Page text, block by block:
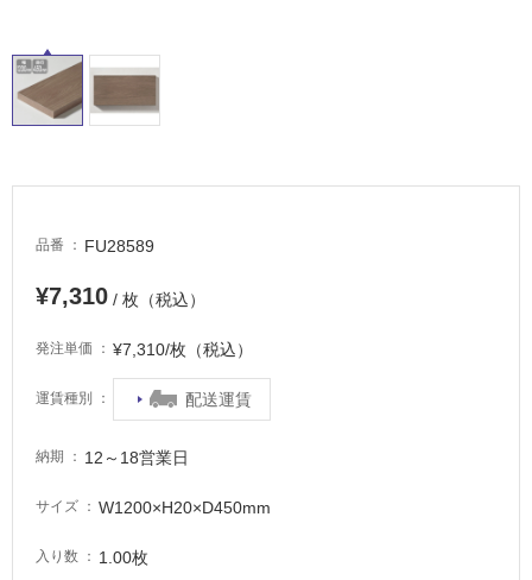
品番 FU28589
¥7,310 / 枚（税込）
発注単価 ¥7,310/枚（税込）
運賃種別 配送運賃
納期 12～18営業日
サイズ W1200×H20×D450mm
入り数 1.00枚
イ
内
屋
床・
浴
床・
車
場